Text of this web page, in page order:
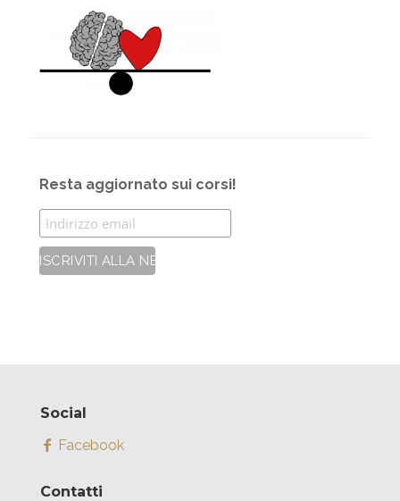
Resta aggiornato sui corsi!
Social
Facebook
Contatti